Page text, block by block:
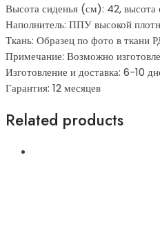
Высота сиденья (см): 42, высота
Наполнитель: ППУ высокой
Ткань: Образец по фото в ткани
Примечание: Возможно
Изготовление и доставка: 6-10
Гарантия: 12 месяцев
Related products